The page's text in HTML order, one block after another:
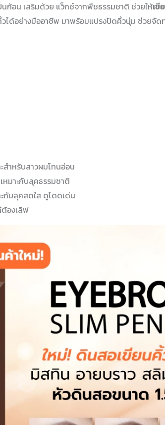
นก้อน เสริมด้วย แว็กซ์จากพืชธรรมชาติ ช่วยให้เขี
ได้อย่างมืออาชีพ มาพร้อมแปรงปัดคิ้วนุ่ม ช่วยจัด
สำหรับสาวผมโทนอ่อน
มาะกับลุคธรรมชาติ
กับลุคสดใส ดูโดดเด่น
ต้องเลิฟ